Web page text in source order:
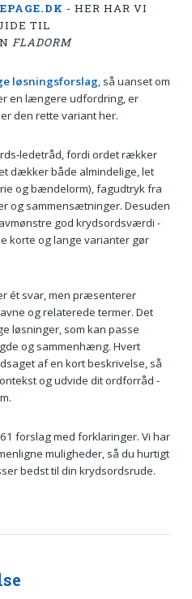
- HER HAR VI
TIL
FLADORM
løsningsforslag, så uanset om
en længere udfordring, er
den rette variant her.
fordi ordet rækker
dækker både almindelige, let
og bændelorm), fagudtryk fra
og sammensætninger. Desuden
god krydsordsværdi -
korte og lange varianter gør
ét svar, men præsenterer
og relaterede termer. Det
løsninger, som kan passe
og sammenhæng. Hvert
af en kort beskrivelse, så
og udvide dit ordforråd -
forslag med forklaringer. Vi har
muligheder, så du hurtigt
bedst til din krydsordsrude.